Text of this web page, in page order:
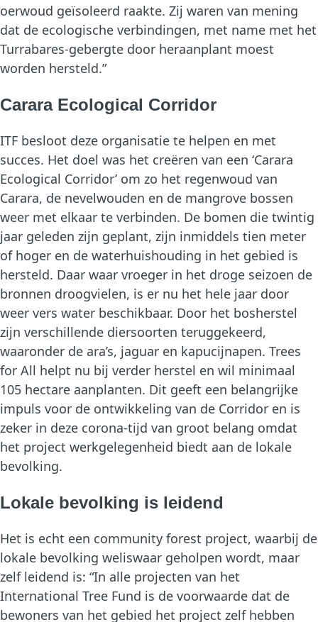
oerwoud geïsoleerd raakte. Zij waren van mening
dat de ecologische verbindingen, met name met het
Turrabares-gebergte door heraanplant moest
worden hersteld.”
Carara Ecological Corridor
ITF besloot deze organisatie te helpen en met
succes. Het doel was het creëren van een ‘Carara
Ecological Corridor’ om zo het regenwoud van
Carara, de nevelwouden en de mangrove bossen
weer met elkaar te verbinden. De bomen die twintig
jaar geleden zijn geplant, zijn inmiddels tien meter
of hoger en de waterhuishouding in het gebied is
hersteld. Daar waar vroeger in het droge seizoen de
bronnen droogvielen, is er nu het hele jaar door
weer vers water beschikbaar. Door het bosherstel
zijn verschillende diersoorten teruggekeerd,
waaronder de ara’s, jaguar en kapucijnapen. Trees
for All helpt nu bij verder herstel en wil minimaal
105 hectare aanplanten. Dit geeft een belangrijke
impuls voor de ontwikkeling van de Corridor en is
zeker in deze corona-tijd van groot belang omdat
het project werkgelegenheid biedt aan de lokale
bevolking.
Lokale bevolking is leidend
Het is echt een community forest project, waarbij de
lokale bevolking weliswaar geholpen wordt, maar
zelf leidend is: “In alle projecten van het
International Tree Fund is de voorwaarde dat de
bewoners van het gebied het project zelf hebben